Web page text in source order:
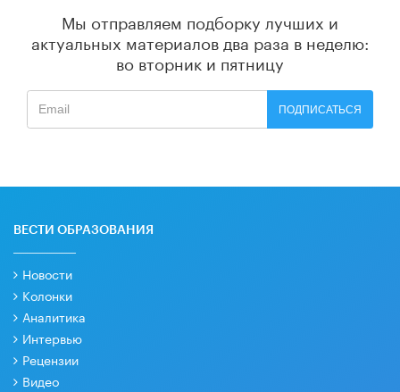
Мы отправляем подборку лучших и
актуальных материалов два раза в неделю:
во вторник и пятницу
ПОДПИСАТЬСЯ
ВЕСТИ ОБРАЗОВАНИЯ
Новости
Колонки
Аналитика
Интервью
Рецензии
Видео